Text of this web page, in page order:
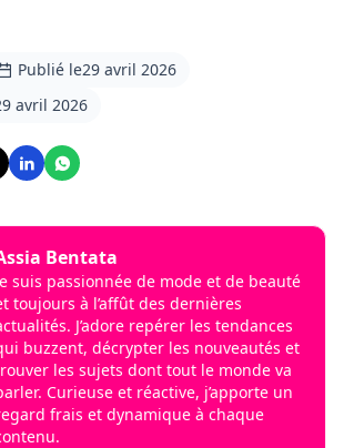
Publié le29 avril 2026
avril 2026
Bentata
suis passionnée de mode et de beauté
toujours à l’affût des dernières
J’adore repérer les tendances
buzzent, décrypter les nouveautés et
les sujets dont tout le monde va
Curieuse et réactive, j’apporte un
frais et dynamique à chaque